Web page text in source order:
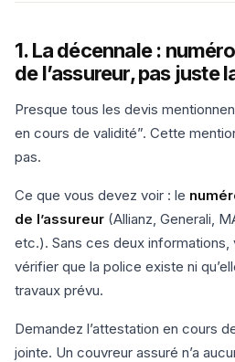
1. La décennale :
de l’assureur, pas juste
Presque tous les devis
en cours de validité”. Cette
pas.
Ce que vous devez voir : le
de l’assureur (Allianz, Generali,
etc.). Sans ces deux informations,
vérifier que la police existe ni
travaux prévu.
Demandez l’attestation en cours
jointe. Un couvreur assuré n’a